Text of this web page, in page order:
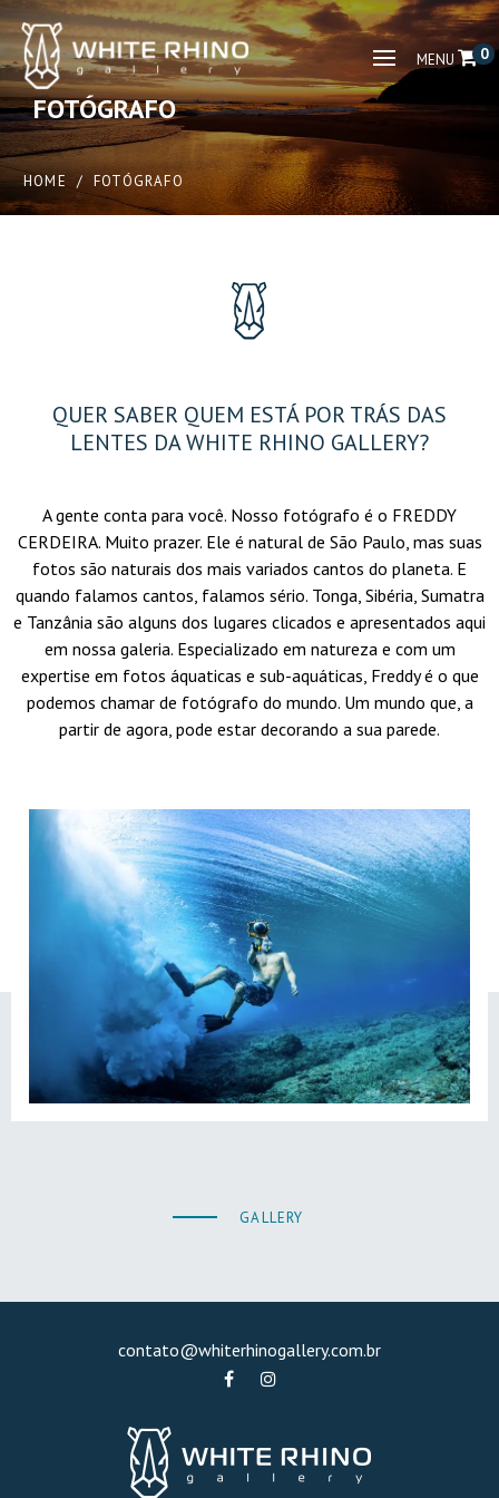
MENU 0
FOTÓGRAFO
HOME / FOTÓGRAFO
QUER SABER QUEM ESTÁ POR TRÁS DAS
LENTES DA WHITE RHINO GALLERY?
A gente conta para você. Nosso fotógrafo é o FREDDY
CERDEIRA. Muito prazer. Ele é natural de São Paulo, mas suas
fotos são naturais dos mais variados cantos do planeta. E
quando falamos cantos, falamos sério. Tonga, Sibéria, Sumatra
e Tanzânia são alguns dos lugares clicados e apresentados aqui
em nossa galeria. Especializado em natureza e com um
expertise em fotos áquaticas e sub-aquáticas, Freddy é o que
podemos chamar de fotógrafo do mundo. Um mundo que, a
partir de agora, pode estar decorando a sua parede.
GALLERY
contato@whiterhinogallery.com.br